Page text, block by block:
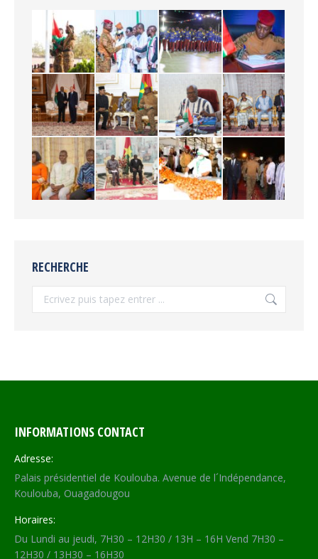
RECHERCHE
INFORMATIONS CONTACT
Adresse:
Palais présidentiel de Koulouba. Avenue de l´Indépendance,
Koulouba, Ouagadougou
Horaires:
Du Lundi au jeudi, 7H30 – 12H30 / 13H – 16H Vend 7H30 –
12H30 / 13H30 – 16H30